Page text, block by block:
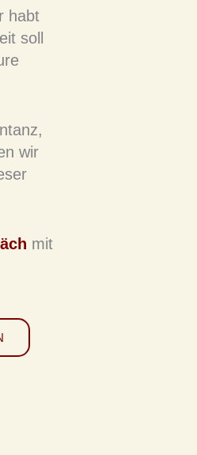
habt
soll
wir
mit